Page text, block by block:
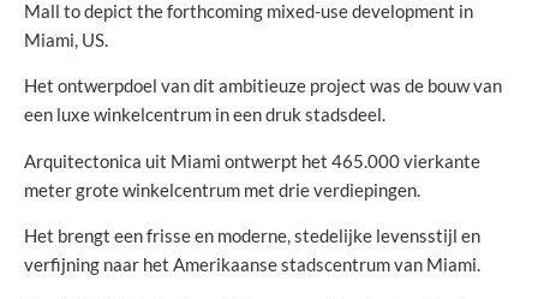
Mall to depict the forthcoming mixed-use development in
Miami, US.
Het ontwerpdoel van dit ambitieuze project was de bouw van
een luxe winkelcentrum in een druk stadsdeel.
Arquitectonica uit Miami ontwerpt het 465.000 vierkante
meter grote winkelcentrum met drie verdiepingen.
Het brengt een frisse en moderne, stedelijke levensstijl en
verfijning naar het Amerikaanse stadscentrum van Miami.